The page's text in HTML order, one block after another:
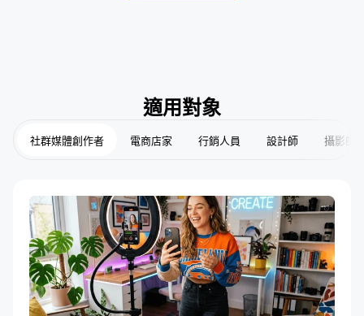
適用對象
社群媒體創作者 電商店家 行銷人員 設計師 攝影師